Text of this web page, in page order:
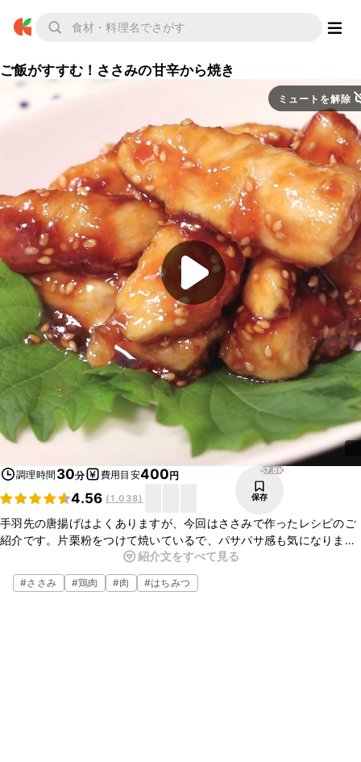
ご飯がすすむ！ささみの甘辛から焼き
ミュートを解除
調理時間 30分 費用目安400円
4.56 (1,038)
57.8K
保存
手羽先の唐揚げはよくありますが、今回はささみで作ったレシピのご
紹介です。片栗粉をつけて焼いているで、パサパサ感も気になりませ
んよ。甘辛いタレとの相性が抜群です。是非お試しください！
紹介文をすべて見る
#ささみ #鶏肉 #肉 #はちみつ